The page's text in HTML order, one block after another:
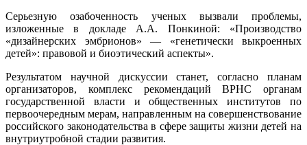
Серьезную озабоченность ученых вызвали проблемы,
изложенные в докладе А.А. Понкиной: «Производство
«дизайнерских эмбрионов» — «генетически выкроенных
детей»: правовой и биоэтический аспекты».
Результатом научной дискуссии станет, согласно планам
организаторов, комплекс рекомендаций ВРНС органам
государственной власти и общественных институтов по
первоочередным мерам, направленным на совершенствование
российского законодательства в сфере защиты жизни детей на
внутриутробной стадии развития.